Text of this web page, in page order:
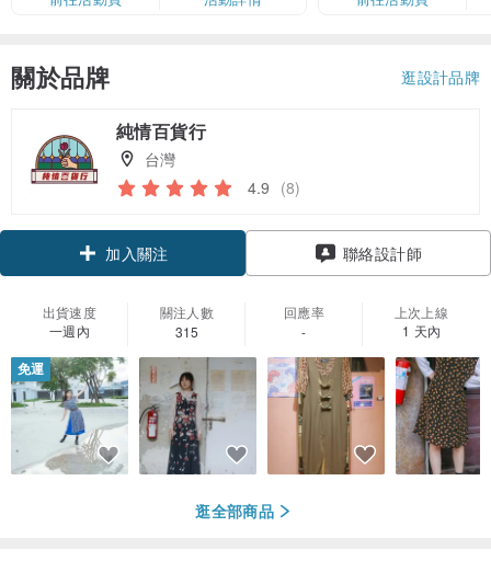
卡」結帳）
關於品牌 逛設計品牌
純情百貨行
台灣
4.9 (8)
加入關注 聯絡設計師
出貨速度
一週內
關注人數
315
回應率
-
上次上線
1 天內
免運
逛全部商品